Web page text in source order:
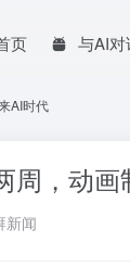
页 与AI对
AI时代
周，动
新闻